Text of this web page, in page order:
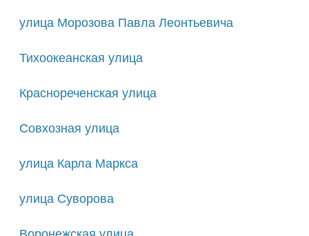
улица Морозова Павла Леонтьевича
Тихоокеанская улица
Краснореченская улица
Совхозная улица
улица Карла Маркса
улица Суворова